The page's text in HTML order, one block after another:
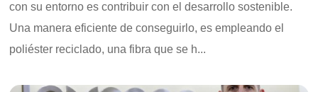
con su entorno es contribuir con el desarrollo sostenible.
Una manera eficiente de conseguirlo, es empleando el
poliéster reciclado, una fibra que se h...